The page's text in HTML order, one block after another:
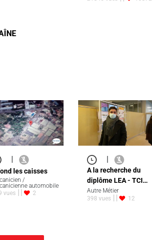
les caisses
/
automobile
vues
2
A la recherche du
diplôme LEA - TCI…
Autre Métier
398 vues
12